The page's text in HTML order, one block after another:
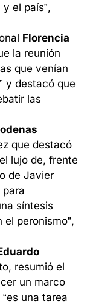
el país”,
Florencia
la reunión
que venían
y destacó que
las
que destacó
lujo de, frente
de Javier
síntesis
peronismo”,
resumió el
un marco
una tarea